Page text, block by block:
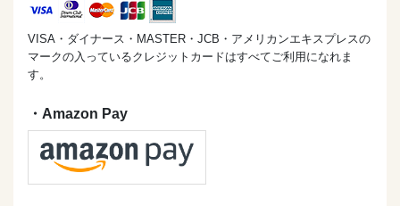
VISA・ダイナース・MASTER・JCB・アメリカンエキスプレスの
マークの入っているクレジットカードはすべてご利用になれま
す。
・Amazon Pay